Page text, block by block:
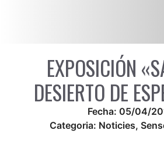
EXPOSICIÓN
DESIERTO DE
Fecha: 05/04/
Categoria: Noticies,